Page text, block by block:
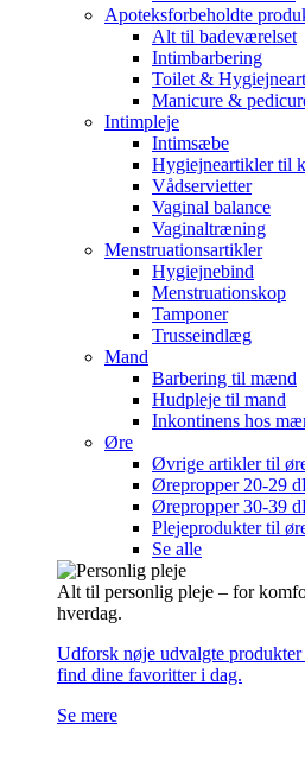
Apoteksforbeholdte
Alt til badeværelset
Intimbarbering
Toilet &
Manicure &
Intimpleje
Intimsæbe
Hygiejneartikler til
Vådservietter
Vaginal balance
Vaginaltræning
Menstruationsartikler
Hygiejnebind
Menstruationskop
Tamponer
Trusseindlæg
Mand
Barbering til mænd
Hudpleje til mand
Inkontinens hos
Øre
Øvrige artikler til
Ørepropper 20-29
Ørepropper 30-39
Plejeprodukter til
Se alle
Alt til personlig pleje – for
hverdag.
Udforsk nøje udvalgte
find dine favoritter i dag.
Se mere